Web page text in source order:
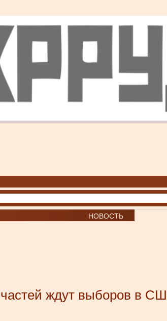
НОВОСТЬ
ждут выборов в